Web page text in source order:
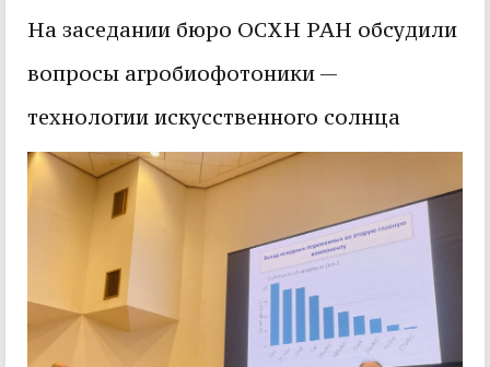
На заседании бюро ОСХН РАН обсудили
вопросы агробиофотоники —
технологии искусственного солнца